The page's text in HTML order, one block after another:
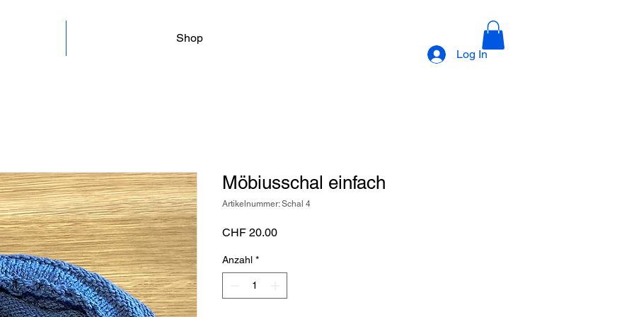
Shop
Log In
Möbiusschal einfach
Artikelnummer: Schal 4
CHF 20.00Preis
Anzahl *